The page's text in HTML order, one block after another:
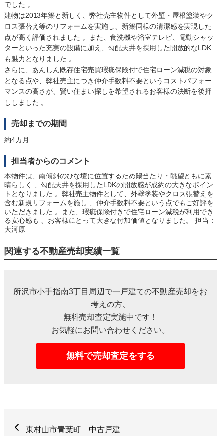
でした 。
建物は2013年築と新しく、弊社売主物件として外壁・屋根塗装やク
ロス張替え等のリフォームを実施し、新築同様の清潔感を実現した
点が高く評価されました 。また、食洗機や浴室テレビ、電動シャッ
ターといった充実の設備に加え、勾配天井を採用した開放的なLDK
も魅力となりました 。
さらに、あんしん既存住宅売買瑕疵保険付で住宅ローン減税の対象
となる点や、弊社売主につき仲介手数料不要というコストパフォー
マンスの高さが、賢い住まい探しを希望されるお客様の決断を後押
ししました 。
売却までの期間
約4カ月
担当者からのコメント
本物件は、南傾斜のひな壇に位置するため陽当たり・眺望ともに素
晴らしく 、勾配天井を採用したLDKの開放感が成約の大きなポイン
トとなりました 。弊社売主物件として、外壁塗装やクロス張替えを
含む新規リフォームを施し 、仲介手数料不要という点でもご好評を
いただきました 。また、瑕疵保険付きで住宅ローン減税が利用でき
る安心感も 、お客様にとって大きな付加価値となりました。 担当：
大河原
関連する不動産売却実績一覧
所沢市小手指南3丁目周辺で一戸建ての不動産売却をお
考えの方、
無料売却査定実施中です！
お気軽にお問い合わせください。
無料で売却査定をする
東村山市青葉町 中古戸建